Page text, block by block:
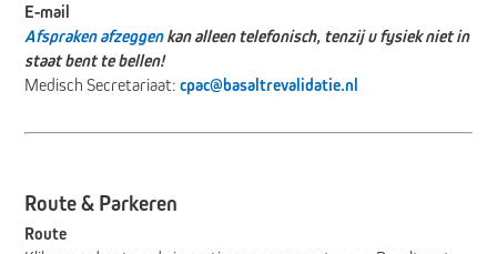
E-mail
Afspraken afzeggenkan alleen telefonisch, tenzij u fysiek niet in
staat bent te bellen!
Medisch Secretariaat:cpac@basaltrevalidatie.nl
Route & Parkeren
Route